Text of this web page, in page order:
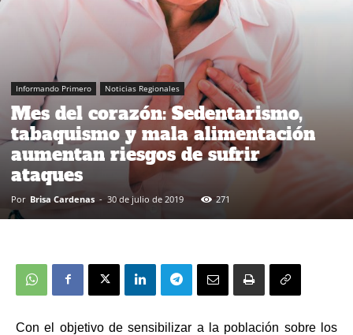
Informando Primero Noticias Regionales
Mes del corazón: Sedentarismo,
tabaquismo y mala alimentación
aumentan riesgos de sufrir
ataques
Por Brisa Cardenas - 30 de julio de 2019 271
Con el objetivo de sensibilizar a la población sobre los